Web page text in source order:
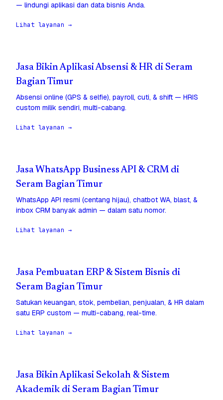
— lindungi aplikasi dan data bisnis Anda.
Lihat layanan →
Jasa Bikin Aplikasi Absensi & HR di Seram
Bagian Timur
Absensi online (GPS & selfie), payroll, cuti, & shift — HRIS
custom milik sendiri, multi-cabang.
Lihat layanan →
Jasa WhatsApp Business API & CRM di
Seram Bagian Timur
WhatsApp API resmi (centang hijau), chatbot WA, blast, &
inbox CRM banyak admin — dalam satu nomor.
Lihat layanan →
Jasa Pembuatan ERP & Sistem Bisnis di
Seram Bagian Timur
Satukan keuangan, stok, pembelian, penjualan, & HR dalam
satu ERP custom — multi-cabang, real-time.
Lihat layanan →
Jasa Bikin Aplikasi Sekolah & Sistem
Akademik di Seram Bagian Timur